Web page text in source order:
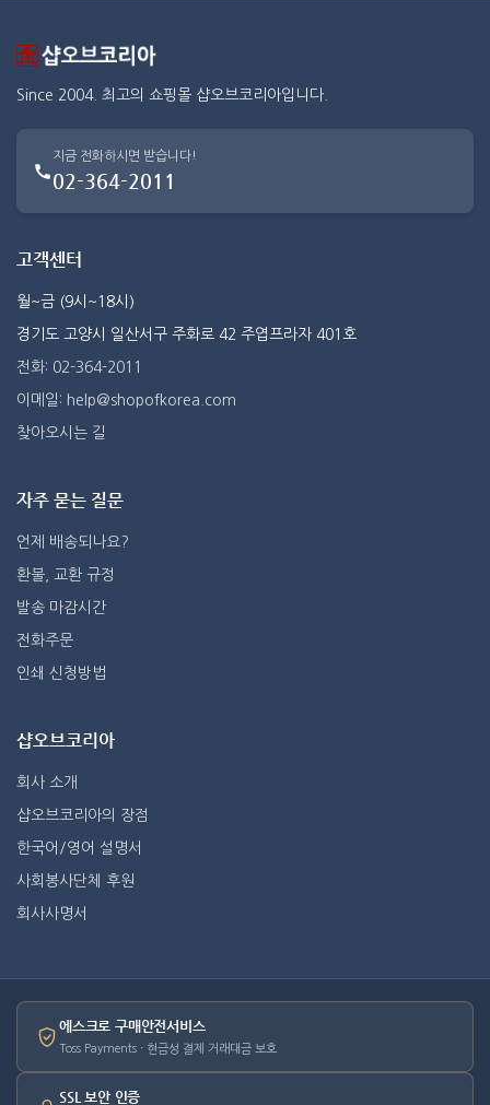
Since 2004. 최고의 쇼핑몰 샵오브코리아입니다.
지금 전화하시면 받습니다!
02-364-2011
고객센터
월~금 (9시~18시)
경기도 고양시 일산서구 주화로 42 주엽프라자 401호
전화: 02-364-2011
이메일: help@shopofkorea.com
찾아오시는 길
자주 묻는 질문
언제 배송되나요?
환불, 교환 규정
발송 마감시간
전화주문
인쇄 신청방법
샵오브코리아
회사 소개
샵오브코리아의 장점
한국어/영어 설명서
사회봉사단체 후원
회사사명서
에스크로 구매안전서비스
Toss Payments · 현금성 결제 거래대금 보호
SSL 보안 인증